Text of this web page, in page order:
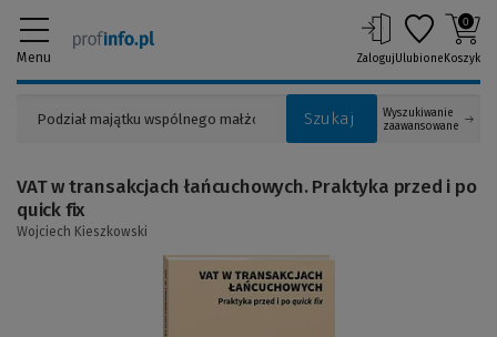
Menu
Szukaj
Wyszukiwanie
zaawansowane
ZalogujUlubione
0
Koszyk
VAT w transakcjach łańcuchowych. Praktyka przed i po
quick fix
Wojciech Kieszkowski